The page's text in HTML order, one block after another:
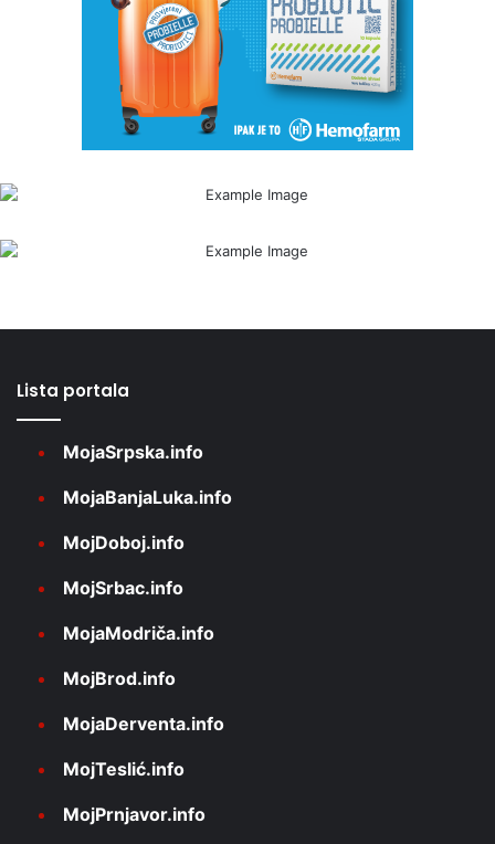
Lista portala
MojaSrpska.info
MojaBanjaLuka.info
MojDoboj.info
MojSrbac.info
MojaModriča.info
MojBrod.info
MojaDerventa.info
MojTeslić.info
MojPrnjavor.info